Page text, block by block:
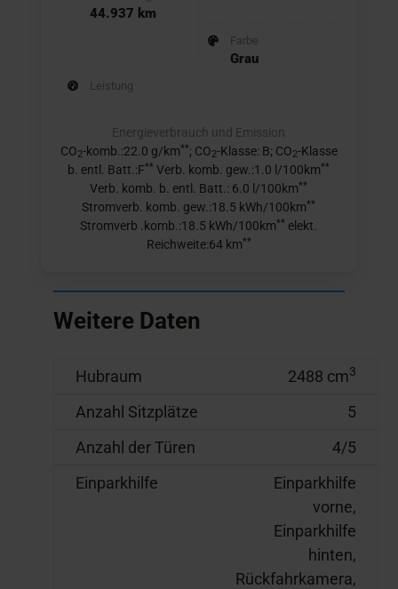
44.937 km
Leistung
Farbe
Grau
Energieverbrauch und Emission
CO2-komb.:22.0 g/km**; CO2-Klasse: B; CO2-Klasse
b. entl. Batt.:F** Verb. komb. gew.:1.0 l/100km**
Verb. komb. b. entl. Batt.: 6.0 l/100km**
Stromverb. komb. gew.:18.5 kWh/100km**
Stromverb .komb.:18.5 kWh/100km** elekt.
Reichweite:64 km**
Weitere Daten
Hubraum 2488 cm3
Anzahl Sitzplätze
5
Anzahl der Türen
4/5
Einparkhilfe
Einparkhilfe
vorne,
Einparkhilfe
hinten,
Rückfahrkamera,